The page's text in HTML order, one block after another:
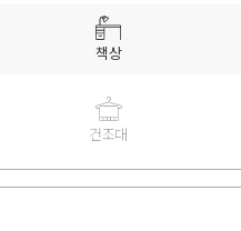
책상
건조대